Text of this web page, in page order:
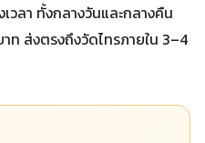
วลา ทั้งกลางวันและกลางคืน
ท ส่งตรงถึงวัดไทรภายใน 3–4